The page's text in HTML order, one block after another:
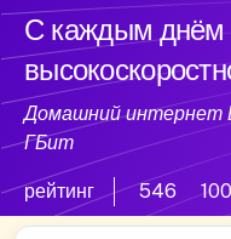
С каждым днём
Домашний интернет
ГБит
рейтинг 546